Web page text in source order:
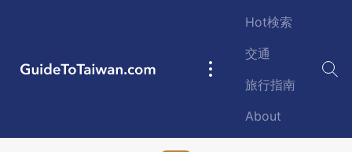
GuideToTaiwan.com
Main
Hot検索
交通
旅行指南
About